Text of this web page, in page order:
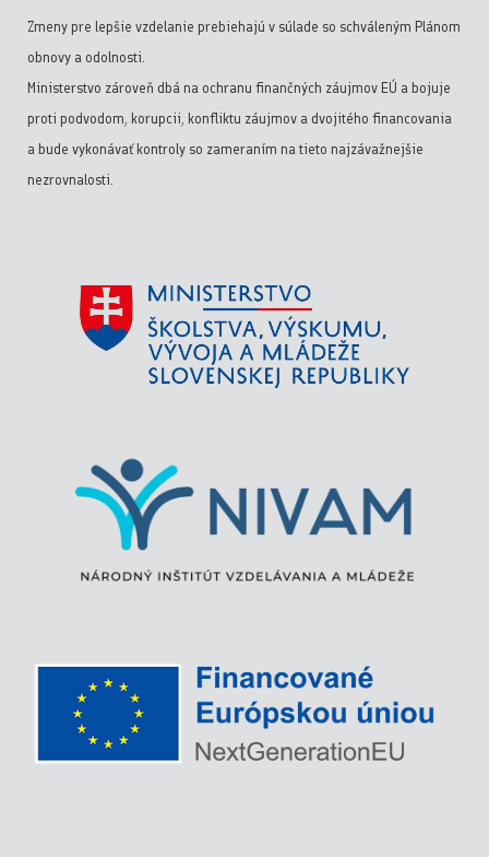
Zmeny pre lepšie vzdelanie prebiehajú v súlade so schváleným Plánom
obnovy a odolnosti.
Ministerstvo zároveň dbá na ochranu finančných záujmov EÚ a bojuje
proti podvodom, korupcii, konfliktu záujmov a dvojitého financovania
a bude vykonávať kontroly so zameraním na tieto najzávažnejšie
nezrovnalosti.